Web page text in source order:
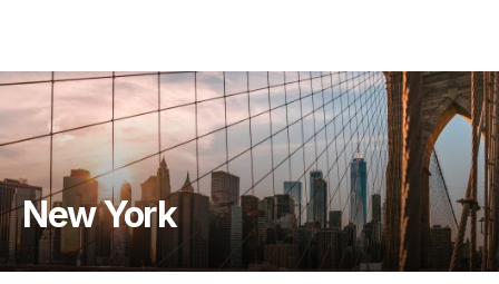
New York